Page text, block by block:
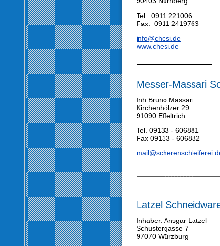
Tel.: 0911 221006
Fax: 0911 2419763
info@chesi.de
www.chesi.de
Messer-Massari
Inh.Bruno Massari
Kirchenhölzer 29
91090 Effeltrich
Tel. 09133 - 606881
Fax 09133 - 606882
Latzel
Inhaber: Ansgar Latzel
Schustergasse 7
97070 Würzburg